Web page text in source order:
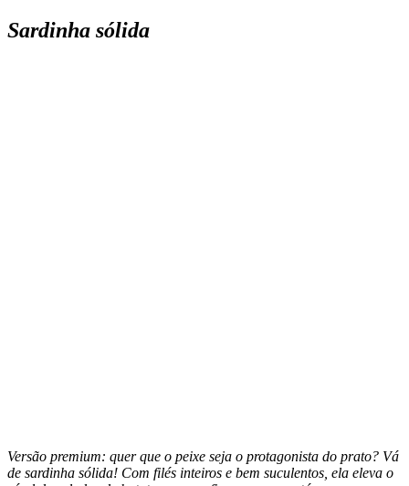
Sardinha sólida
Versão premium: quer que o peixe seja o protagonista do prato? Vá
de sardinha sólida! Com filés inteiros e bem suculentos, ela eleva o